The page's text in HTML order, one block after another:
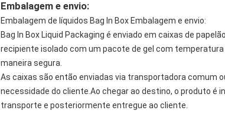
Embalagem e envio:
Embalagem de líquidos Bag In Box Embalagem e envio:
Bag In Box Liquid Packaging é enviado em caixas de
recipiente isolado com um pacote de gel com
maneira segura.
As caixas são então enviadas via transportadora comum
necessidade do cliente.Ao chegar ao destino, o produto é
transporte e posteriormente entregue ao cliente.